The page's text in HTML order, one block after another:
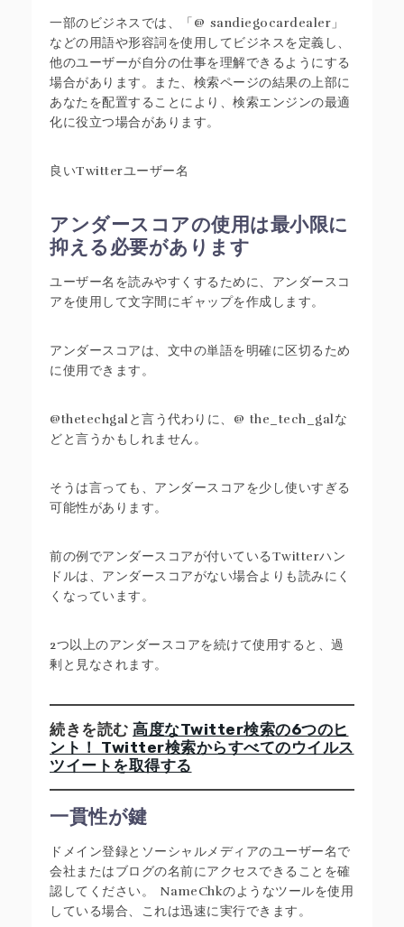
一部のビジネスでは、「@ sandiegocardealer」
などの用語や形容詞を使用してビジネスを定義し、
他のユーザーが自分の仕事を理解できるようにする
場合があります。また、検索ページの結果の上部に
あなたを配置することにより、検索エンジンの最適
化に役立つ場合があります。
アンダースコアの使用は最小限に
抑える必要があります
ユーザー名を読みやすくするために、アンダースコ
アを使用して文字間にギャップを作成します。
アンダースコアは、文中の単語を明確に区切るため
に使用できます。
@thetechgalと言う代わりに、@ the_tech_galな
どと言うかもしれません。
そうは言っても、アンダースコアを少し使いすぎる
可能性があります。
前の例でアンダースコアが付いているTwitterハン
ドルは、アンダースコアがない場合よりも読みにく
くなっています。
2つ以上のアンダースコアを続けて使用すると、過
剰と見なされます。
続きを読む 高度なTwitter検索の6つのヒ
ント！ Twitter検索からすべてのウイルス
ツイートを取得する
一貫性が鍵
ドメイン登録とソーシャルメディアのユーザー名で
会社またはブログの名前にアクセスできることを確
認してください。 NameChkのようなツールを使用
している場合、これは迅速に実行できます。